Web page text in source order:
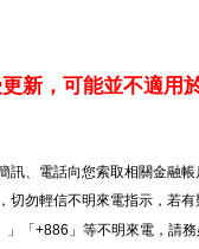
新，可能並不適用
訊、電話向您索取相關金融
切勿輕信不明來電指示，若
「+886」等不明來電，請